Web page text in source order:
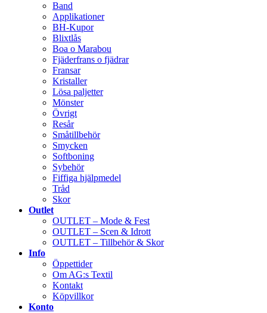
Band
Applikationer
BH-Kupor
Blixtlås
Boa o Marabou
Fjäderfrans o fjädrar
Fransar
Kristaller
Lösa paljetter
Mönster
Övrigt
Resår
Småtillbehör
Smycken
Softboning
Sybehör
Fiffiga hjälpmedel
Tråd
Skor
Outlet
OUTLET – Mode & Fest
OUTLET – Scen & Idrott
OUTLET – Tillbehör & Skor
Info
Öppettider
Om AG:s Textil
Kontakt
Köpvillkor
Konto